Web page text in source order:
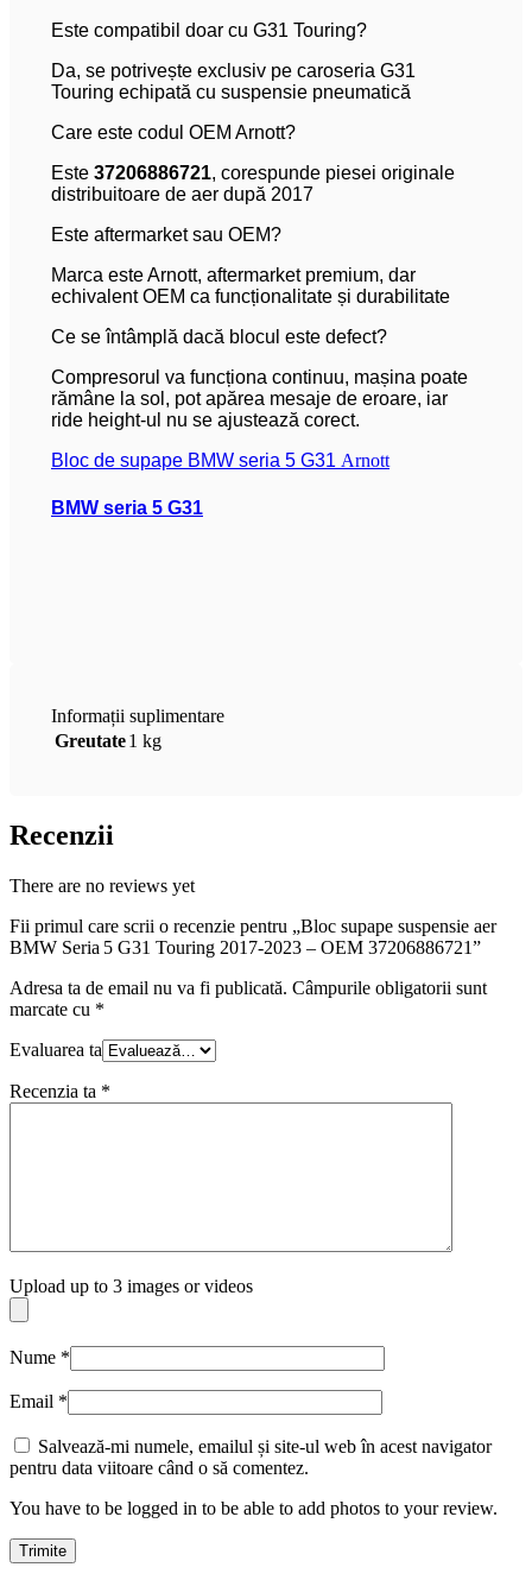
Este compatibil doar cu G31 Touring?
Da, se potrivește exclusiv pe caroseria G31
Touring echipată cu suspensie pneumatică
Care este codul OEM Arnott?
Este 37206886721, corespunde piesei originale
distribuitoare de aer după 2017
Este aftermarket sau OEM?
Marca este Arnott, aftermarket premium, dar
echivalent OEM ca funcționalitate și durabilitate
Ce se întâmplă dacă blocul este defect?
Compresorul va funcționa continuu, mașina poate
rămâne la sol, pot apărea mesaje de eroare, iar
ride height-ul nu se ajustează corect.
Bloc de supape BMW seria 5 G31 Arnott
BMW seria 5 G31
Informații suplimentare
Greutate1 kg
Recenzii
There are no reviews yet
Fii primul care scrii o recenzie pentru „Bloc supape suspensie aer
BMW Seria 5 G31 Touring 2017‑2023 – OEM 37206886721”
Adresa ta de email nu va fi publicată. Câmpurile obligatorii sunt
marcate cu *
Evaluarea ta
Recenzia ta *
Upload up to 3 images or videos
Nume *
Email *
Salvează-mi numele, emailul și site-ul web în acest navigator
pentru data viitoare când o să comentez.
You have to be logged in to be able to add photos to your review.